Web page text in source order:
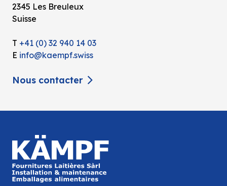
2345 Les Breuleux
Suisse
T +41 (0) 32 940 14 03
E info@kaempf.swiss
Nous contacter